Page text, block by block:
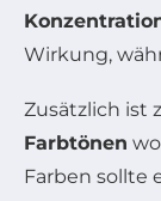
Wirkung,
Zusätzlich ist
Farbtönen
Farben sollte